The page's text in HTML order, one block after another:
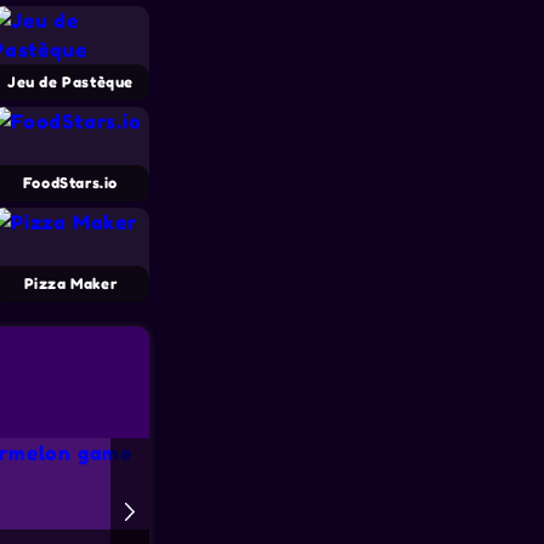
Jeu de Pastèque
FoodStars.io
Pizza Maker